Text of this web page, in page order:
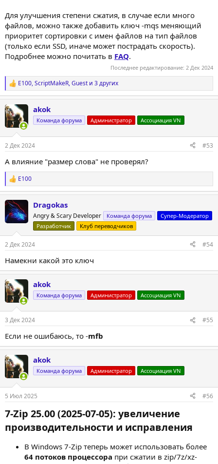
Для улучшения степени сжатия, в случае если много
файлов, можно также добавить ключ -mqs меняющий
приоритет сортировки с имен файлов на тип файлов
(только если SSD, иначе может пострадать скорость).
Подробнее можно почитать в FAQ.
Последнее редактирование: 2 Дек 2024
Р
е
к
ц
и
E100,ScriptMakeR,Guest и 3 других
akok
Команда форума Администратор Ассоциация VN
2 Дек 2024 #53
А влияние "размер слова" не проверял?
Р
е
а
к
ц
и
:
E100
Dragokas
Angry & Scary Developer Команда форума
Супер-Модератор
Разработчик
Клуб переводчиков
2 Дек 2024 #54
Намекни какой это ключ
akok
Команда форума Администратор Ассоциация VN
3 Дек 2024 #55
Если не ошибаюсь, то -mfb
akok
Команда форума Администратор Ассоциация VN
5 Июл 2025 #56
7-Zip 25.00 (2025-07-05): увеличение
производительности и исправления​
В Windows 7-Zip теперь может использовать более
64 потоков процессора при сжатии в zip/7z/xz-